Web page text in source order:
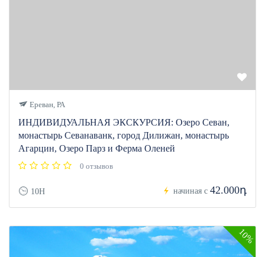
Ереван, РА
ИНДИВИДУАЛЬНАЯ ЭКСКУРСИЯ: Озеро Севан,
монастырь Севанаванк, город Дилижан, монастырь
Агарцин, Озеро Парз и Ферма Оленей
0 отзывов
10H начиная с 42.000դ
10%